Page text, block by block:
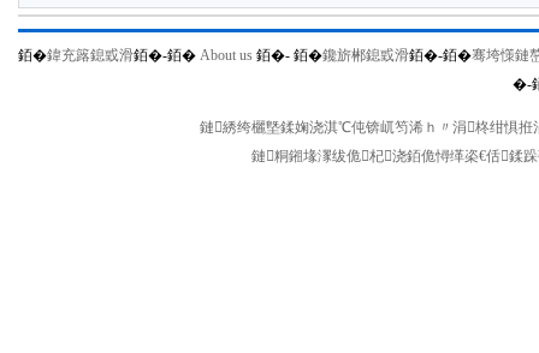
銆�鍏充簬鎴戜滑銆�-銆� About us 銆�- 銆�鑱旂郴鎴戜滑銆�-銆�骞垮憡鏈
�-
鏈綉绔欐墍鍒婅浇淇℃伅锛屼笉浠ｈ〃涓柊绀惧
鏈粡鎺堟潈绂佹杞浇銆佹憳缂栥€佸鍒